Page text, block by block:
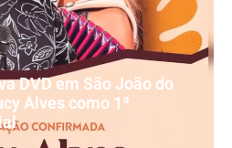
DVD em São João do
Alves como 1ª